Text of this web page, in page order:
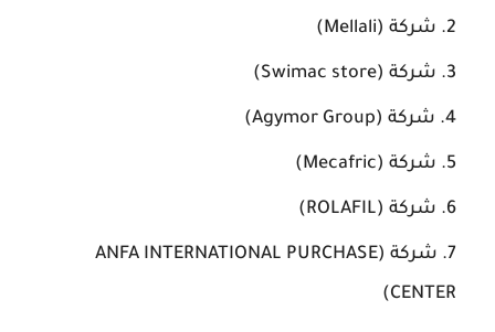
شركة (Mellali)
شركة (Swimac store)
شركة (Agymor Group)
شركة (Mecafric)
شركة (ROLAFIL)
شركة (ANFA INTERNATIONAL PURCHASE
CENTER)